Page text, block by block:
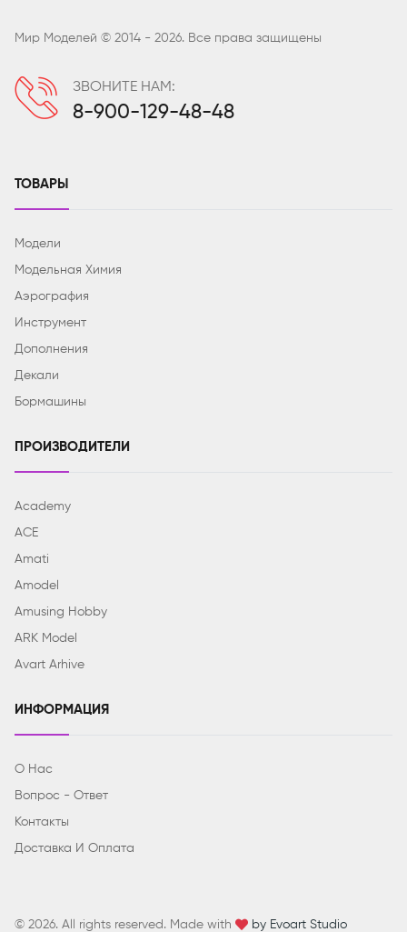
Мир Моделей © 2014 - 2026. Все права защищены
ЗВОНИТЕ НАМ:
8-900-129-48-48
ТОВАРЫ
Модели
Модельная Химия
Аэрография
Инструмент
Дополнения
Декали
Бормашины
ПРОИЗВОДИТЕЛИ
Academy
ACE
Amati
Amodel
Amusing Hobby
ARK Model
Avart Arhive
ИНФОРМАЦИЯ
О Нас
Вопрос - Ответ
Контакты
Доставка И Оплата
© 2026. All rights reserved. Made with by Evoart Studio